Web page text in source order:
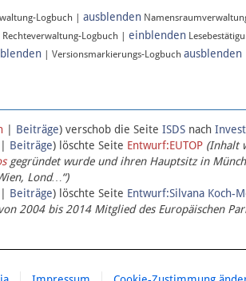
Logbuch | ausblenden
Rechteverwaltung-Logbuch | einblenden
| Versionsmarkierungs-Logbuch ausblenden
| Beiträge) verschob die Seite ISDS nach
| Beiträge) löschte Seite Entwurf:EUTOP (Inhalt
gegründet wurde und ihren Hauptsitz in
Lond…“)
| Beiträge) löschte Seite Entwurf:Silvana Koch-
2004 bis 2014 Mitglied des Europäischen